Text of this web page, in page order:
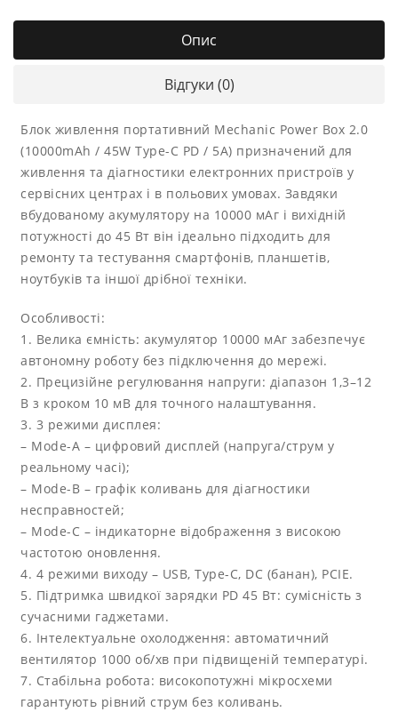
Опис
Відгуки (0)
Блок живлення портативний Mechanic Power Box 2.0
(10000mAh / 45W Type-C PD / 5A) призначений для
живлення та діагностики електронних пристроїв у
сервісних центрах і в польових умовах. Завдяки
вбудованому акумулятору на 10000 мАг і вихідній
потужності до 45 Вт він ідеально підходить для
ремонту та тестування смартфонів, планшетів,
ноутбуків та іншої дрібної техніки.
Особливості:
1. Велика ємність: акумулятор 10000 мАг забезпечує
автономну роботу без підключення до мережі.
2. Прецизійне регулювання напруги: діапазон 1,3–12
В з кроком 10 мВ для точного налаштування.
3. 3 режими дисплея:
– Mode-A – цифровий дисплей (напруга/струм у
реальному часі);
– Mode-B – графік коливань для діагностики
несправностей;
– Mode-C – індикаторне відображення з високою
частотою оновлення.
4. 4 режими виходу – USB, Type-C, DC (банан), PCIE.
5. Підтримка швидкої зарядки PD 45 Вт: сумісність з
сучасними гаджетами.
6. Інтелектуальне охолодження: автоматичний
вентилятор 1000 об/хв при підвищеній температурі.
7. Стабільна робота: високопотужні мікросхеми
гарантують рівний струм без коливань.